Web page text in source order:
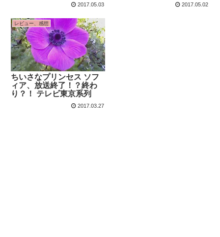
2017.05.03 2017.05.02
レビュー、感想
ちいさなプリンセス ソフ
ィア、放送終了！？終わ
り？！ テレビ東京系列
2017.03.27